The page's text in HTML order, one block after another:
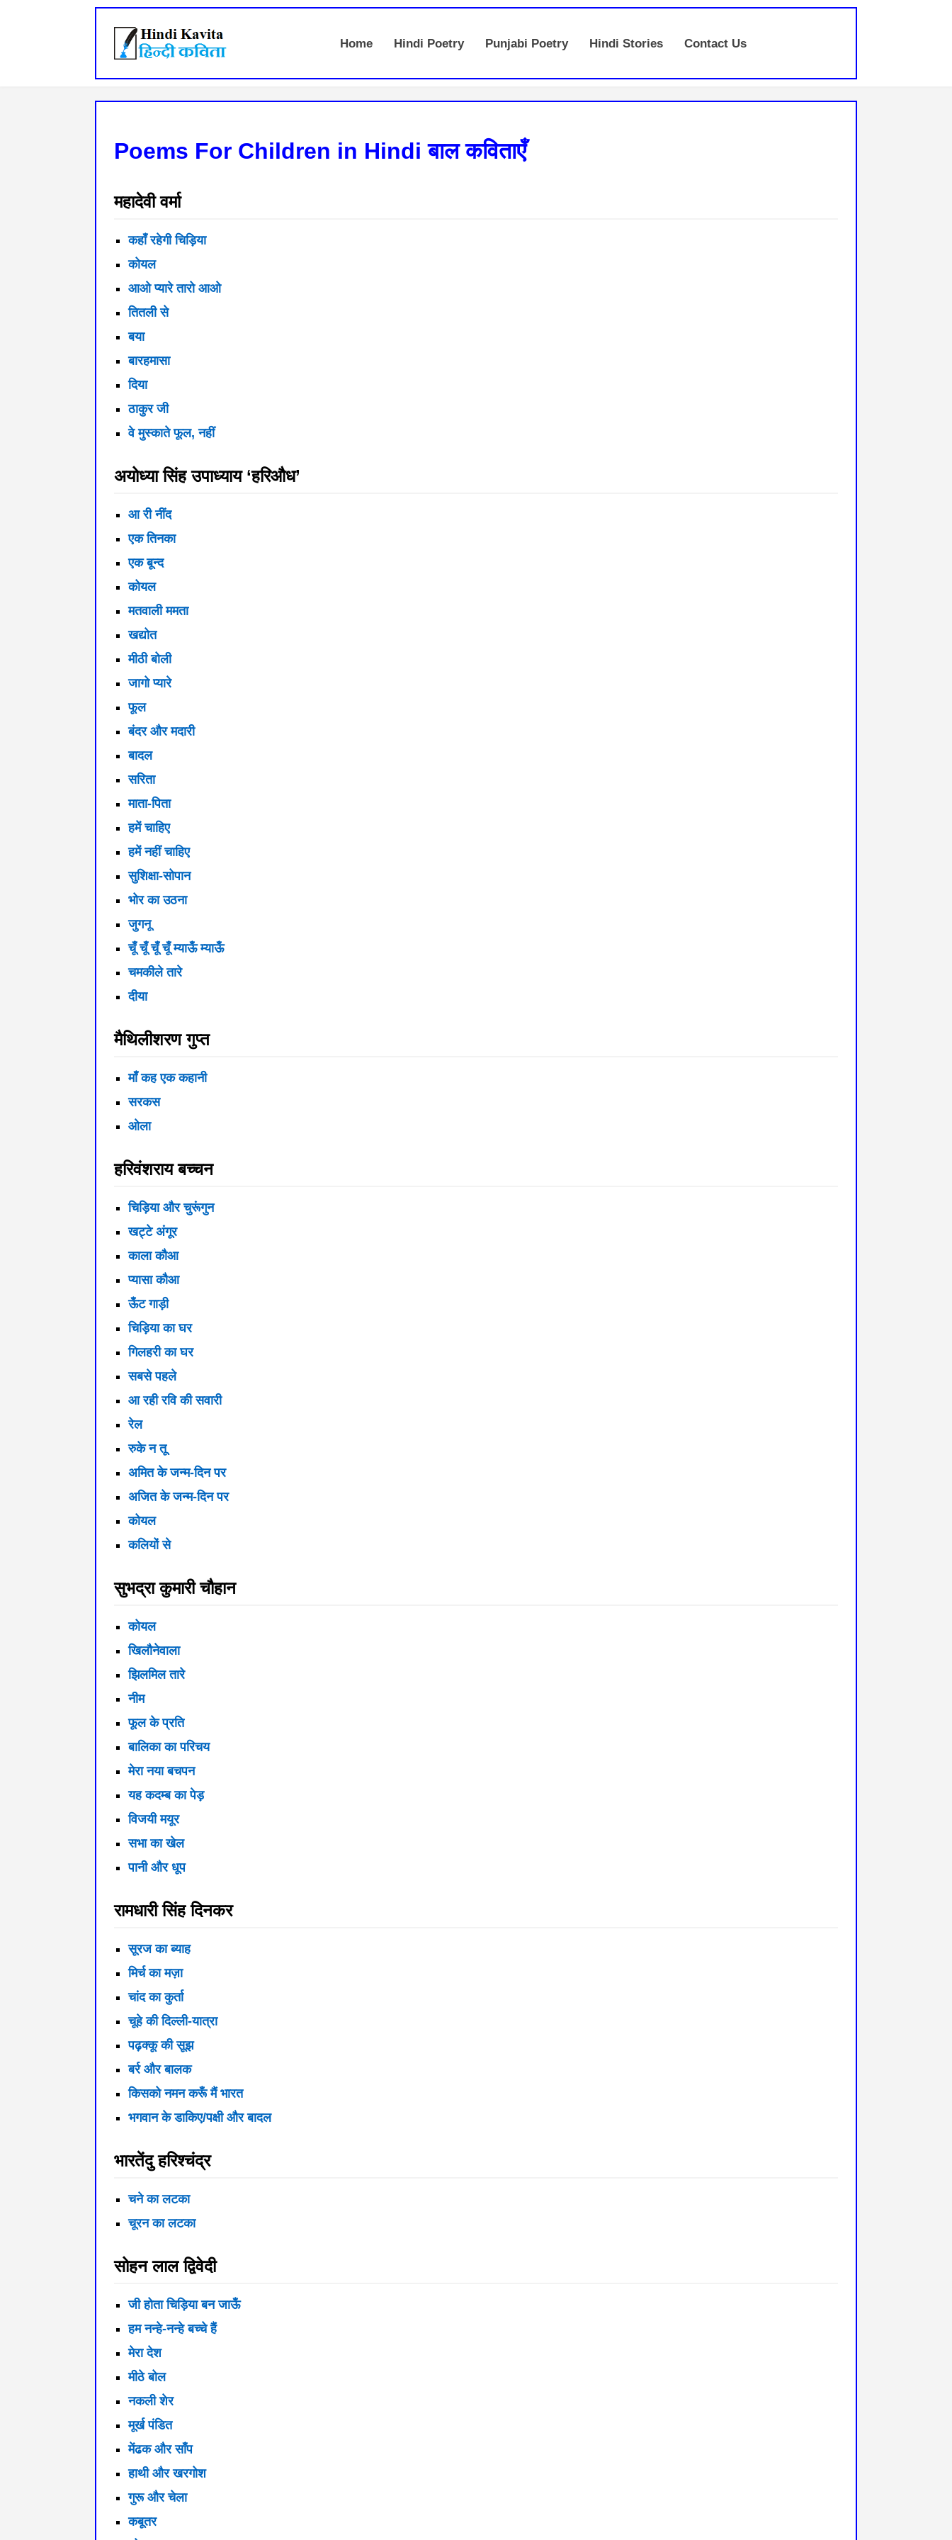
Home Hindi Poetry Punjabi Poetry Hindi Stories Contact Us
Poems For Children in Hindi बाल कविताएँ
महादेवी वर्मा
कहाँ रहेगी चिड़िया
कोयल
आओ प्यारे तारो आओ
तितली से
बया
बारहमासा
दिया
ठाकुर जी
वे मुस्काते फूल, नहीं
अयोध्या सिंह उपाध्याय ‘हरिऔध’
आ री नींद
एक तिनका
एक बून्द
कोयल
मतवाली ममता
खद्योत
मीठी बोली
जागो प्यारे
फूल
बंदर और मदारी
बादल
सरिता
माता-पिता
हमें चाहिए
हमें नहीं चाहिए
सुशिक्षा-सोपान
भोर का उठना
जुगनू
चूँ चूँ चूँ चूँ म्याऊँ म्याऊँ
चमकीले तारे
दीया
मैथिलीशरण गुप्त
माँ कह एक कहानी
सरकस
ओला
हरिवंशराय बच्चन
चिड़िया और चुरूंगुन
खट्टे अंगूर
काला कौआ
प्यासा कौआ
ऊँट गाड़ी
चिड़िया का घर
गिलहरी का घर
सबसे पहले
आ रही रवि की सवारी
रेल
रुके न तू
अमित के जन्म-दिन पर
अजित के जन्म-दिन पर
कोयल
कलियों से
सुभद्रा कुमारी चौहान
कोयल
खिलौनेवाला
झिलमिल तारे
नीम
फूल के प्रति
बालिका का परिचय
मेरा नया बचपन
यह कदम्ब का पेड़
विजयी मयूर
सभा का खेल
पानी और धूप
रामधारी सिंह दिनकर
सूरज का ब्याह
मिर्च का मज़ा
चांद का कुर्ता
चूहे की दिल्ली-यात्रा
पढ़क्‍कू की सूझ
बर्र और बालक
किसको नमन करूँ मैं भारत
भगवान के डाकिए/पक्षी और बादल
भारतेंदु हरिश्चंद्र
चने का लटका
चूरन का लटका
सोहन लाल द्विवेदी
जी होता चिड़िया बन जाऊँ
हम नन्हे-नन्हे बच्चे हैं
मेरा देश
मीठे बोल
नकली शेर
मूर्ख पंडित
मेंढक और साँप
हाथी और खरगोश
गुरू और चेला
कबूतर